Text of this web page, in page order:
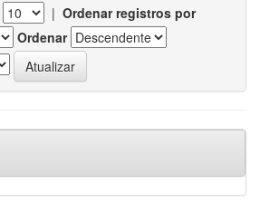
| Ordenar registros por
Ordenar